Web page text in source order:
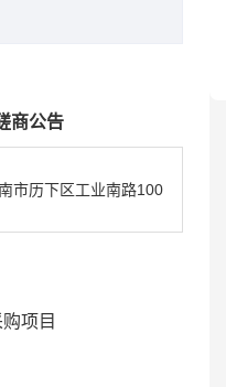
商公告
市历下区工业南路100
项目